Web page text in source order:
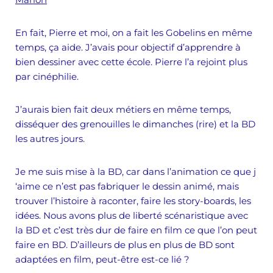
En fait, Pierre et moi, on a fait les Gobelins en même
temps, ça aide. J’avais pour objectif d’apprendre à
bien dessiner avec cette école. Pierre l’a rejoint plus
par cinéphilie.
J’aurais bien fait deux métiers en même temps,
disséquer des grenouilles le dimanches (rire) et la BD
les autres jours.
Je me suis mise à la BD, car dans l’animation ce que j
‘aime ce n’est pas fabriquer le dessin animé, mais
trouver l’histoire à raconter, faire les story-boards, les
idées. Nous avons plus de liberté scénaristique avec
la BD et c’est très dur de faire en film ce que l’on peut
faire en BD. D’ailleurs de plus en plus de BD sont
adaptées en film, peut-être est-ce lié ?